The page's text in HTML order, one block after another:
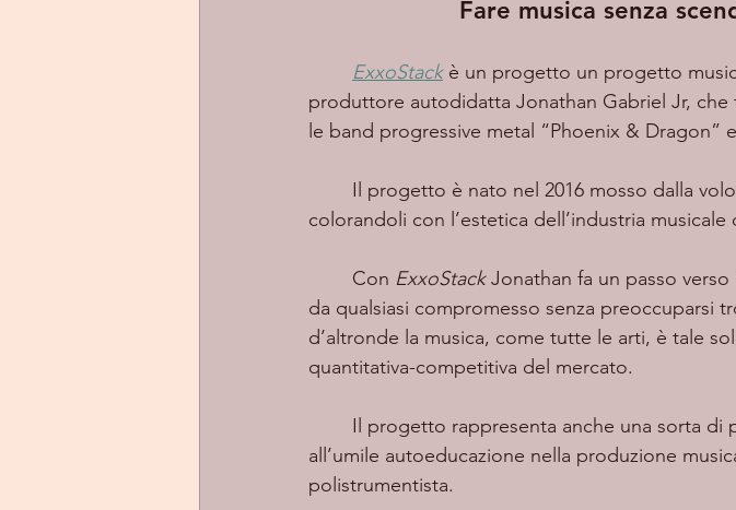
Fare musica senza
ExxoStack è un progetto un progetto
produttore autodidatta Jonathan Gabriel Jr, che
le band progressive metal “Phoenix & Dragon”
colorandoli con l’estetica dell’industria musicale
	Con
ExxoStack Jonathan fa un passo
da qualsiasi compromesso senza preoccuparsi
d’altronde la musica, come tutte le arti, è tale
quantitativa-competitiva del mercato.
all’umile autoeducazione nella produzione
polistrumentista.